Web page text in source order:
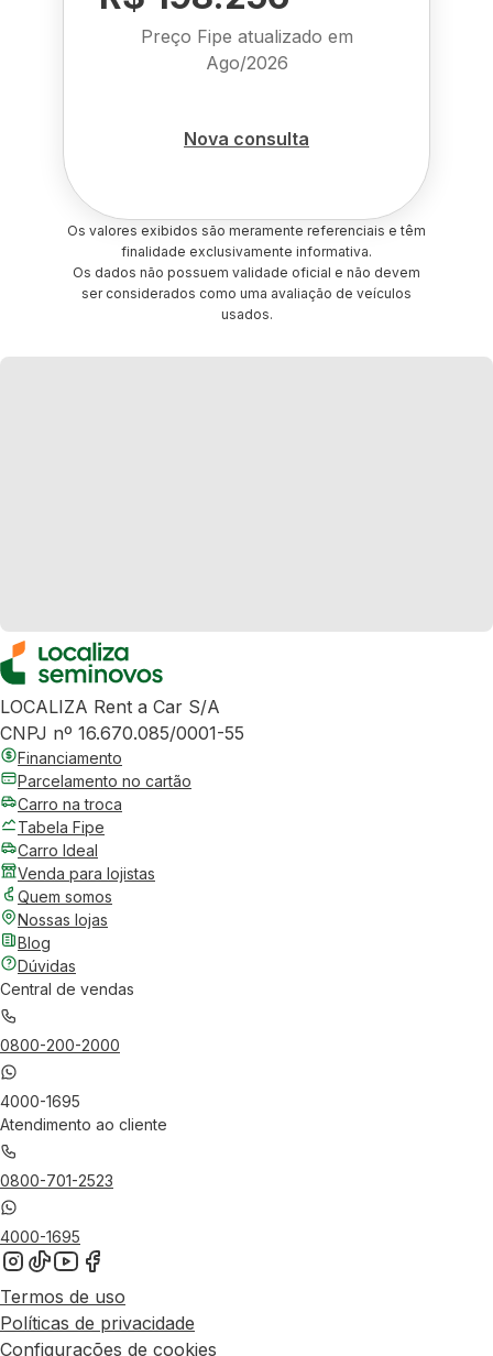
Preço Fipe atualizado em
Ago/2026
Nova consulta
Os valores exibidos são meramente referenciais e têm
finalidade exclusivamente informativa.
Os dados não possuem validade oficial e não devem
ser considerados como uma avaliação de veículos
usados.
LOCALIZA Rent a Car S/A
CNPJ nº 16.670.085/0001-55
Financiamento
Parcelamento no cartão
Carro na troca
Tabela Fipe
Carro Ideal
Venda para lojistas
Quem somos
Nossas lojas
Blog
Dúvidas
Central de vendas
0800-200-2000
4000-1695
Atendimento ao cliente
0800-701-2523
4000-1695
Termos de uso
Políticas de privacidade
Configurações de cookies